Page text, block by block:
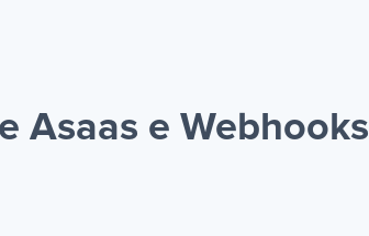
Asaas e Webhooks